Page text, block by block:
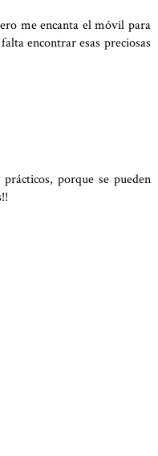
me encanta el móvil para
encontrar esas preciosas
porque se pueden